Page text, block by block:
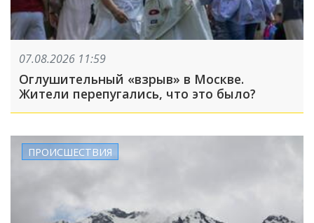
07.08.2026 11:59
Оглушительный «взрыв» в Москве.
Жители перепугались, что это было?
ПРОИСШЕСТВИЯ